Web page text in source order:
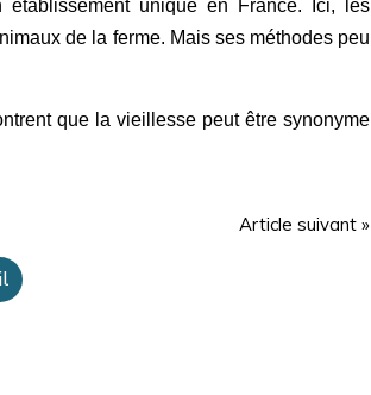
établissement unique en France. Ici, les
de la ferme. Mais ses méthodes peu
que la vieillesse peut être synonyme
Article suivant »